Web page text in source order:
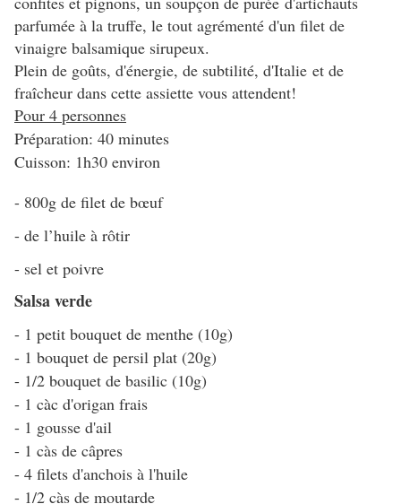
parfumée à la truffe, le tout agrémenté d'un filet de
vinaigre balsamique sirupeux.
Plein de goûts, d'énergie, de subtilité, d'Italie et de
fraîcheur dans cette assiette vous attendent!
Pour 4 personnes
Préparation: 40 minutes
Cuisson: 1h30 environ
- 800g de filet de bœuf
- de l’huile à rôtir
- sel et poivre
Salsa verde
- 1 petit bouquet de menthe (10g)
- 1 bouquet de persil plat (20g)
- 1/2 bouquet de basilic (10g)
- 1 càc d'origan frais
- 1 gousse d'ail
- 1 càs de câpres
- 4 filets d'anchois à l'huile
- 1/2 càs de moutarde